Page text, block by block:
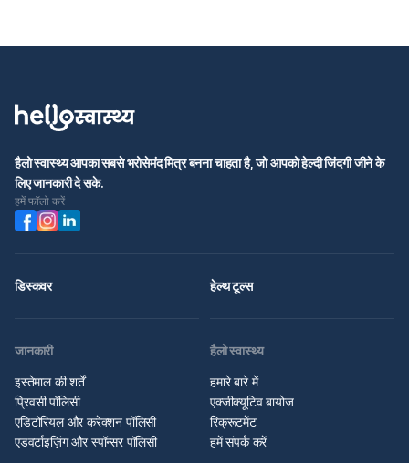
हैलो स्वास्थ्य आपका सबसे भरोसेमंद मित्र बनना चाहता है, जो आपको हेल्दी जिंदगी जीने के
लिए जानकारी दे सके.
हमें फॉलो करें
डिस्कवर हेल्थ टूल्स
जानकारी
इस्तेमाल की शर्तें
प्रिवसी पॉलिसी
एडिटोरियल और करेक्शन पॉलिसी
एडवर्टाइज़िंग और स्पॉन्सर पॉलिसी
हैलो स्वास्थ्य
हमारे बारे में
एक्जीक्यूटिव बायोज
रिक्रूटमेंट
हमें संपर्क करें